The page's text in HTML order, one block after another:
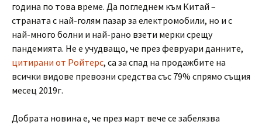
година по това време. Да погледнем към Китай –
страната с най-голям пазар за електромобили, но и с
най-много болни и най-рано взети мерки срещу
пандемията. Не е учудващо, че през февруари данните,
цитирани от Ройтерс, са за спад на продажбите на
всички видове превозни средства със 79% спрямо същия
месец 2019г.
Добрата новина е, че през март вече се забелязва